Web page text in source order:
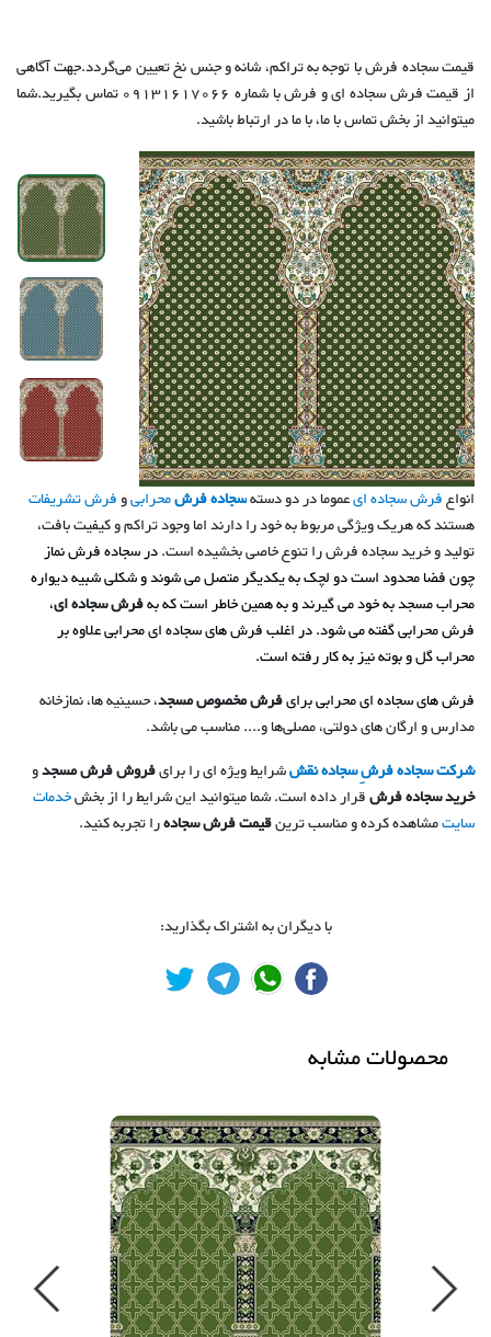
قیمت سجاده فرش با توجه به تراکم، شانه و جنس نخ تعیین می‌گردد.جهت آگاهی
از قیمت فرش سجاده ای و فرش با شماره‌ 09131617066 تماس بگیرید.شما
میتوانید از بخش تماس با ما، با ما در ارتباط باشید.
انواعفرش سجاده ایعموما در دو دستهسجاده فرشمحرابیوفرش تشریفات
هستندکه هریک ویژگی مربوط به خود را دارند اما وجود تراکم و کیفیت بافت،
تولید و خرید سجاده فرش را تنوع خاصی بخشیده است.در سجاده فرش نماز
چون فضا محدود است دو لچک به یکدیگر متصل می شوند و شکلی شبیه دیواره
محراب مسجد به خود می گیرند و به همین خاطر است که بهفرش سجاده ای،
فرش محرابیگفته می شود. در اغلب فرش های سجاده ای محرابی علاوه بر
محراب گل و بوته نیز به کار رفته است.
فرش های سجاده ای محرابی برایفرش مخصوص مسجد، حسینیه ها، نمازخانه
مدارس و ارگان های دولتی، مصلی‌ها و.... مناسب می باشد.
شرکت سجاده فرشِ سجاده نقششرایط ویژه ای را برایفروش فرش مسجدو
خرید سجاده فرشقرار داده است. شما میتوانید این شرایط را از بخشخدمات
سایتمشاهده کرده و مناسب ترینقیمت فرش سجادهرا تجربه کنید.
با دیگران به اشتراک بگذارید:
محصولات مشابه
Previous Next